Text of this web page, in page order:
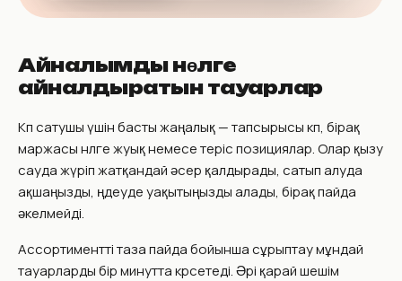
Айналымды нөлге
айналдыратын тауарлар
Көп сатушы үшін басты жаңалық — тапсырысы көп, бірақ
маржасы нөлге жуық немесе теріс позициялар. Олар қызу
сауда жүріп жатқандай әсер қалдырады, сатып алуда
ақшаңызды, өңдеуде уақытыңызды алады, бірақ пайда
әкелмейді.
Ассортиментті таза пайда бойынша сұрыптау мұндай
тауарларды бір минутта көрсетеді. Әрі қарай шешім